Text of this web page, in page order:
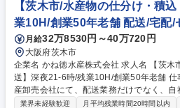
【茨木市/水産物の仕分け・積
業10H/創業50年老舗 配送/宅配/
月給32万8530円～40万720円
大阪府茨木市
企業名 かね徳水産株式会社 求人名 【茨木市/水産物の仕分け・積込・配
送】深夜21-6時/残業10H/創業50年老舗 仕事の内容 ■創業50年を超える水
産卸売会社にて、配送業務だけでなく、
付随する入出庫・在庫管理など物流関連業務
業界未経験歓迎 月平均残業時間20時間以内